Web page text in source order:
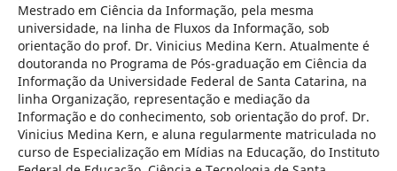
Mestrado em Ciência da Informação, pela mesma
universidade, na linha de Fluxos da Informação, sob
orientação do prof. Dr. Vinicius Medina Kern. Atualmente é
doutoranda no Programa de Pós-graduação em Ciência da
Informação da Universidade Federal de Santa Catarina, na
linha Organização, representação e mediação da
Informação e do conhecimento, sob orientação do prof. Dr.
Vinicius Medina Kern, e aluna regularmente matriculada no
curso de Especialização em Mídias na Educação, do Instituto